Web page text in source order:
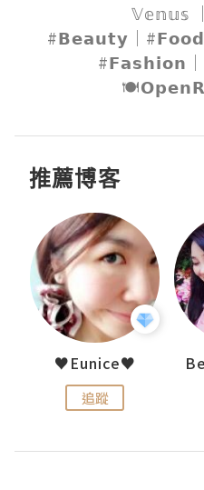
𝕍𝕖𝕟𝕦𝕤
#𝗕𝗲𝗮𝘂𝘁𝘆｜
#𝗙𝗮𝘀𝗵𝗶𝗼𝗻
推薦博客
♥Eunice♥
追蹤